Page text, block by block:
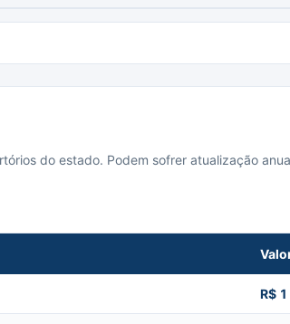
do estado. Podem sofrer atualização
R$